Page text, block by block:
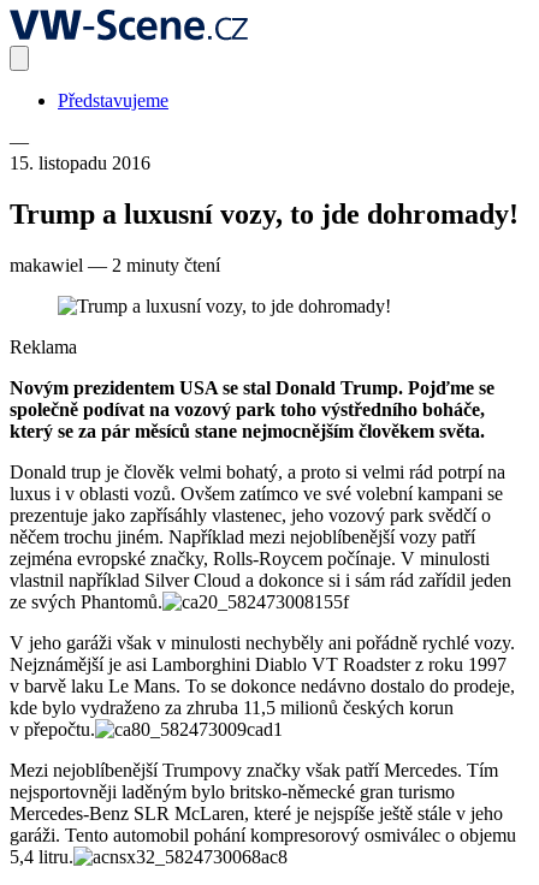
Představujeme
—
15. listopadu 2016
Trump a luxusní vozy, to jde dohromady!
makawiel — 2 minuty čtení
Reklama
Novým prezidentem USA se stal Donald Trump. Pojďme se
společně podívat na vozový park toho výstředního boháče,
který se za pár měsíců stane nejmocnějším člověkem světa.
Donald trup je člověk velmi bohatý, a proto si velmi rád potrpí na
luxus i v oblasti vozů. Ovšem zatímco ve své volební kampani se
prezentuje jako zapřísáhly vlastenec, jeho vozový park svědčí o
něčem trochu jiném. Například mezi nejoblíbenější vozy patří
zejména evropské značky, Rolls-Roycem počínaje. V minulosti
vlastnil například Silver Cloud a dokonce si i sám rád zařídil jeden
ze svých Phantomů.
V jeho garáži však v minulosti nechyběly ani pořádně rychlé vozy.
Nejznámější je asi Lamborghini Diablo VT Roadster z roku 1997
v barvě laku Le Mans. To se dokonce nedávno dostalo do prodeje,
kde bylo vydraženo za zhruba 11,5 milionů českých korun
v přepočtu.
Mezi nejoblíbenější Trumpovy značky však patří Mercedes. Tím
nejsportovněji laděným bylo britsko-německé gran turismo
Mercedes-Benz SLR McLaren, které je nejspíše ještě stále v jeho
garáži. Tento automobil pohání kompresorový osmiválec o objemu
5,4 litru.